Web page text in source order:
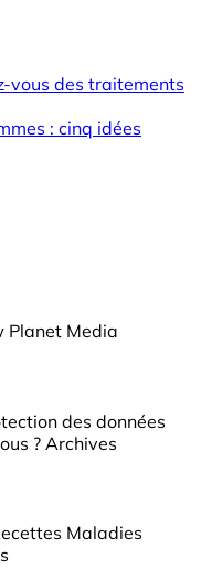
vous des traitements
: cinq idées
Planet Media
des données
? Archives
Maladies